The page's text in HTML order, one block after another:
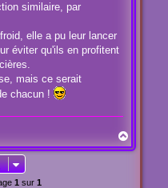
similaire, par
elle a pu leur lancer
éviter qu'ils en profitent
mais ce serait
chacun !
a
1 sur 1